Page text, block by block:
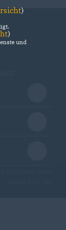
)
)
und